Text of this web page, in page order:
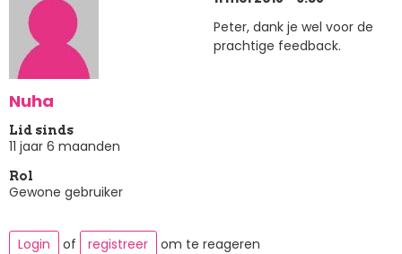
Nuha
Lid sinds
11 jaar 6 maanden
Rol
Gewone gebruiker
Peter, dank je wel voor de
prachtige feedback.
Login of registreer om te reageren